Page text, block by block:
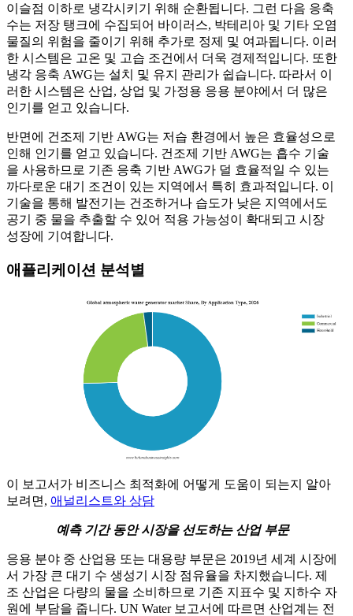
이슬점 이하로 냉각시키기 위해 순환됩니다. 그런 다음 응축
수는 저장 탱크에 수집되어 바이러스, 박테리아 및 기타 오염
물질의 위험을 줄이기 위해 추가로 정제 및 여과됩니다. 이러
한 시스템은 고온 및 고습 조건에서 더욱 경제적입니다. 또한
냉각 응축 AWG는 설치 및 유지 관리가 쉽습니다. 따라서 이
러한 시스템은 산업, 상업 및 가정용 응용 분야에서 더 많은
인기를 얻고 있습니다.
반면에 건조제 기반 AWG는 저습 환경에서 높은 효율성으로
인해 인기를 얻고 있습니다. 건조제 기반 AWG는 흡수 기술
을 사용하므로 기존 응축 기반 AWG가 덜 효율적일 수 있는
까다로운 대기 조건이 있는 지역에서 특히 효과적입니다. 이
기술을 통해 발전기는 건조하거나 습도가 낮은 지역에서도
공기 중 물을 추출할 수 있어 적용 가능성이 확대되고 시장
성장에 기여합니다.
애플리케이션 분석별
이 보고서가 비즈니스 최적화에 어떻게 도움이 되는지 알아
보려면, 애널리스트와 상담
예측 기간 동안 시장을 선도하는 산업 부문
응용 분야 중 산업용 또는 대용량 부문은 2019년 세계 시장에
서 가장 큰 대기 수 생성기 시장 점유율을 차지했습니다. 제
조 산업은 다량의 물을 소비하므로 기존 지표수 및 지하수 자
원에 부담을 줍니다. UN Water 보고서에 따르면 산업계는 전